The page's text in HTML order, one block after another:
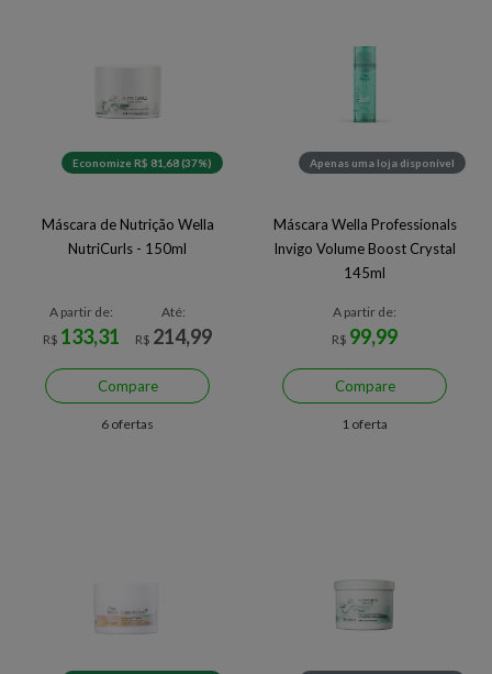
Economize R$ 81,68 (37%)
Máscara de Nutrição Wella
NutriCurls - 150ml
A partir de:
R$ 133,31
Até:
R$ 214,99
Compare
6 ofertas
Apenas uma loja disponível
Máscara Wella Professionals
Invigo Volume Boost Crystal
145ml
A partir de:
R$ 99,99
Compare
1 oferta